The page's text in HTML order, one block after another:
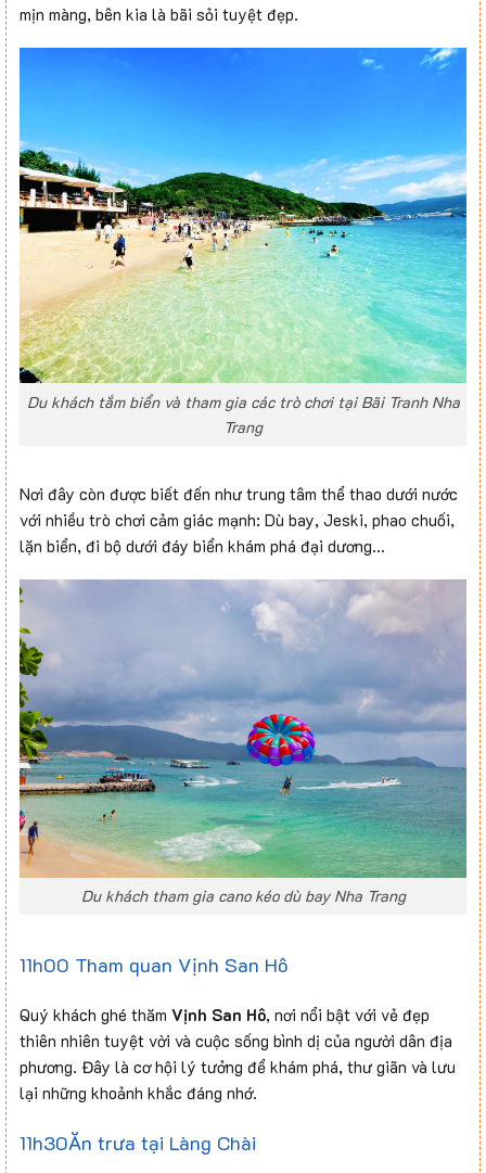
mịn màng, bên kia là bãi sỏi tuyệt đẹp.
Du khách tắm biển và tham gia các trò chơi tại Bãi Tranh Nha
Trang
Nơi đây còn được biết đến như trung tâm thể thao dưới nước
với nhiều trò chơi cảm giác mạnh: Dù bay, Jeski, phao chuối,
lặn biển, đi bộ dưới đáy biển khám phá đại dương…
Du khách tham gia cano kéo dù bay Nha Trang
11h00 Tham quan Vịnh San Hô
Quý khách ghé thăm Vịnh San Hô, nơi nổi bật với vẻ đẹp
thiên nhiên tuyệt vời và cuộc sống bình dị của người dân địa
phương. Đây là cơ hội lý tưởng để khám phá, thư giãn và lưu
lại những khoảnh khắc đáng nhớ.
11h30Ăn trưa tại Làng Chài